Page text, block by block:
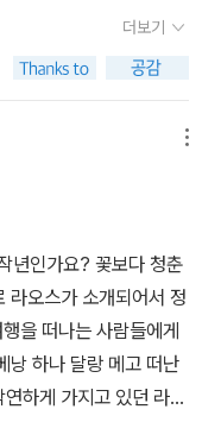
아가 확인한 곳으로 다
최고로 정확한 지도를
믿음을 준다. 라오스의
핑 등의 정보는 기본,
담겨있어 여행할 때
이다. 숙소, 음식점, 교
이 되는 책이다. 마지막
여행 중에 휴대하기 좋
고 싶은 충동에 사로잡
한 풍광이 아름다운 폰
는 쌈느아, 인도차이
거지였던 위앙싸이가
중심지였던 싸완나
라벤 고원 안에 있는 마
푸 사원이 인근에 있는
에 많은 섬과 물길이 흩
시만의 매력이 충분해
터 이동 방법, 보고 먹
자들의 노력에 힘입어
많은 곳을 이렇게까지
가득담겨 있는데 가는
한 사람의 에세이(지금
풀 피워가며 달리는 산
면 그곳은 라오스일겁
하게 여유를 느끼며 일
라오스가 적격이다. <
철 부부입니다. 이분들
었던 터라 <라오스 셀
상했습니다. 여행할 지
미를 한껏 살릴 수 있
들임을 알기 때문입니
결혼까지 이어진 환상
년 내내 같은 기온을
있다는 것에 놀랐다. 라
축제와 함께 시작된다.
남아 지역에 비하면
적하다고 한다. 12-1월
이는 곳도 있다고.다음
족, 종교, 경제, 에티켓,
의 역사를 보며 찬란한
수 있게 되었다. 라오
이므로 아이들의 머리
팁이다. 사진만으로도
이 전해져 온다. 무엇
더보기
년인가요? 꽃보다 청춘
라오스가 소개되어서 정
을 떠나는 사람들에게
낭 하나 달랑 메고 떠난
하게 가지고 있던 라오